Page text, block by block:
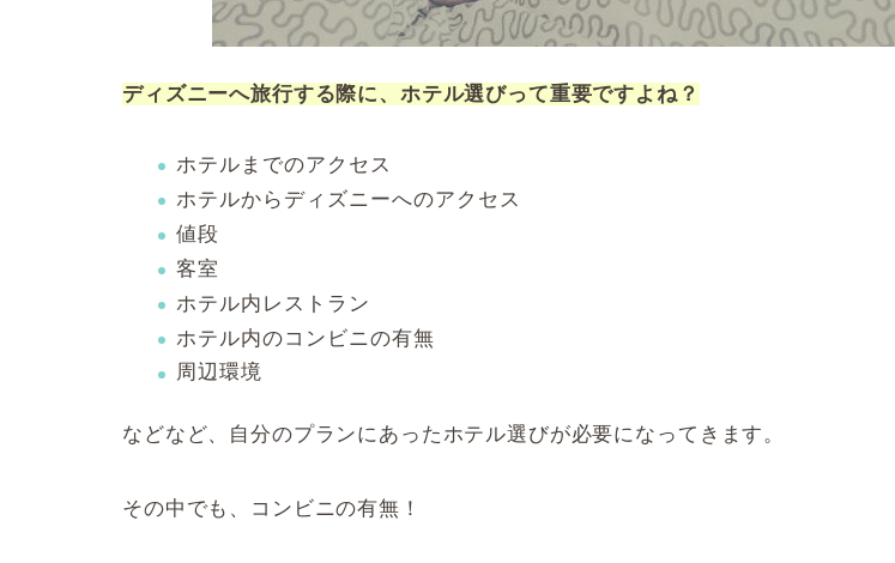
ディズニーへ旅行する際に、ホテル選びって重要ですよね？
ホテルまでのアクセス
ホテルからディズニーへのアクセス
値段
客室
ホテル内レストラン
ホテル内のコンビニの有無
周辺環境
などなど、自分のプランにあったホテル選びが必要になってきます。
その中でも、コンビニの有無！